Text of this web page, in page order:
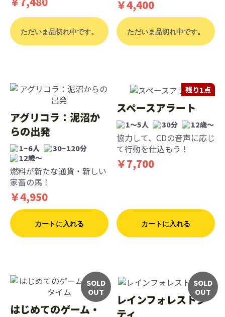
ただいま品切れ中です。
￥4,400
ただいま品切れ中です。
アグリコラ：泥沼か
らの出発
1~6人
30~120分
12歳〜
燃料が新たな通貨・新しい
家畜の馬！
￥4,950
カートに入れる
残り1点
スペースアラート
1～5人 30分 12歳〜
協力して、CDの音声に応じ
て行動を仕込もう！
￥7,700
カートに入れる
SOLD
OUT
はじめてのゲーム・
SOLD
OUT
レインフォレストシ
ティ